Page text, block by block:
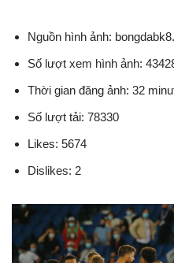
Nguồn hình ảnh:
Số lượt xem hình ảnh:
Thời gian đăng ảnh: 32
Số lượt tải: 78330
Likes: 5674
Dislikes: 2